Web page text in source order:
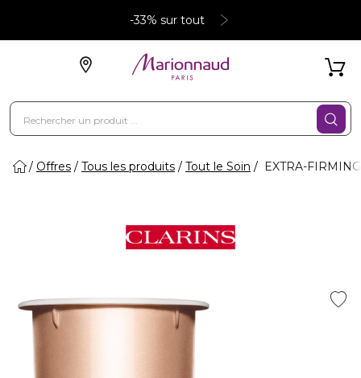
-33% sur tout
Offres Tous les produits Tout le Soin EXTRA-